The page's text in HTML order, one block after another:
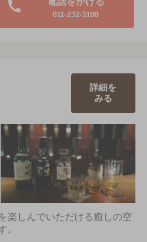
011-232-3100
詳細を
みる
楽しんでいただける癒しの空
。